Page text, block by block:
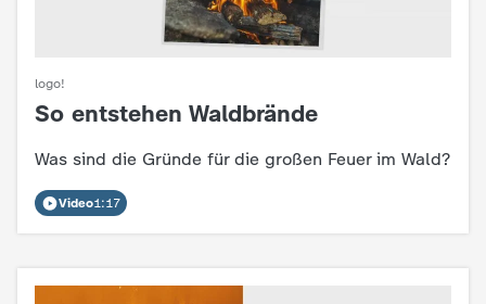
logo!
:
So entstehen Waldbrände
Was sind die Gründe für die großen Feuer im Wald?
Video1:17